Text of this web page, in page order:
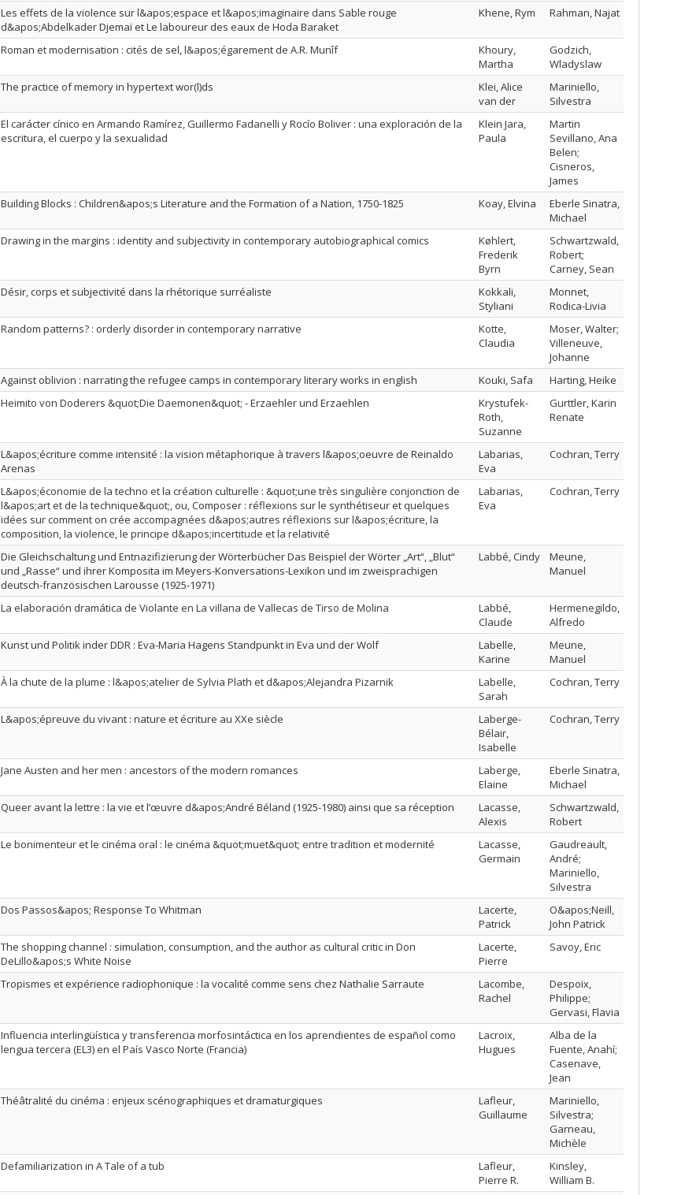
Les effets de la violence sur l&apos;espace et l&apos;imaginaire dans Sable rouge
d&apos;Abdelkader Djemaï et Le laboureur des eaux de Hoda Baraket
Khene, Rym Rahman, Najat
Roman et modernisation : cités de sel, l&apos;égarement de A.R. Munîf
Khoury,
Martha
Godzich,
Wladyslaw
The practice of memory in hypertext wor(l)ds
Klei, Alice
van der
Mariniello,
Silvestra
El carácter cínico en Armando Ramírez, Guillermo Fadanelli y Rocío Boliver : una exploración de la
escritura, el cuerpo y la sexualidad
Klein Jara,
Paula
Martin
Sevillano, Ana
Belen;
Cisneros,
James
Building Blocks : Children&apos;s Literature and the Formation of a Nation, 1750-1825 Koay, Elvina
Eberle Sinatra,
Michael
Drawing in the margins : identity and subjectivity in contemporary autobiographical comics
Køhlert,
Frederik
Byrn
Schwartzwald,
Robert;
Carney, Sean
Désir, corps et subjectivité dans la rhétorique surréaliste
Kokkali,
Styliani
Monnet,
Rodica-Livia
Random patterns? : orderly disorder in contemporary narrative
Kotte,
Claudia
Moser, Walter;
Villeneuve,
Johanne
Against oblivion : narrating the refugee camps in contemporary literary works in english Kouki, Safa
Harting, Heike
Heimito von Doderers &quot;Die Daemonen&quot; - Erzaehler und Erzaehlen
Krystufek-
Roth,
Suzanne
Gurttler, Karin
Renate
L&apos;écriture comme intensité : la vision métaphorique à travers l&apos;oeuvre de Reinaldo
Arenas
Labarias,
Eva
Cochran, Terry
L&apos;économie de la techno et la création culturelle : &quot;une très singulière conjonction de
l&apos;art et de la technique&quot;, ou, Composer : réflexions sur le synthétiseur et quelques
idées sur comment on crée accompagnées d&apos;autres réflexions sur l&apos;écriture, la
composition, la violence, le principe d&apos;incertitude et la relativité
Labarias,
Eva
Cochran, Terry
Die Gleichschaltung und Entnazifizierung der Wörterbücher Das Beispiel der Wörter „Art“, „Blut“
und „Rasse“ und ihrer Komposita im Meyers-Konversations-Lexikon und im zweisprachigen
deutsch-französischen Larousse (1925-1971)
Labbé, Cindy
Meune,
Manuel
La elaboración dramática de Violante en La villana de Vallecas de Tirso de Molina
Labbé,
Claude
Hermenegildo,
Alfredo
Kunst und Politik inder DDR : Eva-Maria Hagens Standpunkt in Eva und der Wolf
Labelle,
Karine
Meune,
Manuel
À la chute de la plume : l&apos;atelier de Sylvia Plath et d&apos;Alejandra Pizarnik
Labelle,
Sarah
Cochran, Terry
L&apos;épreuve du vivant : nature et écriture au XXe siècle
Laberge-
Bélair,
Isabelle
Cochran, Terry
Jane Austen and her men : ancestors of the modern romances
Laberge,
Elaine
Eberle Sinatra,
Michael
Queer avant la lettre : la vie et l’œuvre d&apos;André Béland (1925-1980) ainsi que sa réception
Lacasse,
Alexis
Schwartzwald,
Robert
Le bonimenteur et le cinéma oral : le cinéma &quot;muet&quot; entre tradition et modernité
Lacasse,
Germain
Gaudreault,
André;
Mariniello,
Silvestra
Dos Passos&apos; Response To Whitman
Lacerte,
Patrick
O&apos;Neill,
John Patrick
The shopping channel : simulation, consumption, and the author as cultural critic in Don
DeLillo&apos;s White Noise
Lacerte,
Pierre
Savoy, Eric
Tropismes et expérience radiophonique : la vocalité comme sens chez Nathalie Sarraute
Lacombe,
Rachel
Despoix,
Philippe;
Gervasi, Flavia
Influencia interlingüística y transferencia morfosintáctica en los aprendientes de español como
lengua tercera (EL3) en el País Vasco Norte (Francia)
Lacroix,
Hugues
Alba de la
Fuente, Anahí;
Casenave,
Jean
Théâtralité du cinéma : enjeux scénographiques et dramaturgiques
Lafleur,
Guillaume
Mariniello,
Silvestra;
Garneau,
Michèle
Defamiliarization in A Tale of a tub
Lafleur,
Pierre R.
Kinsley,
William B.